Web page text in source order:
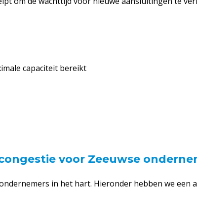
capaciteit bereikt
voor Zeeuwse
in het hart. Hieronder hebben we een